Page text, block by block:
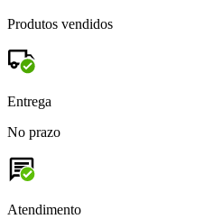
Produtos vendidos
Entrega
No prazo
Atendimento